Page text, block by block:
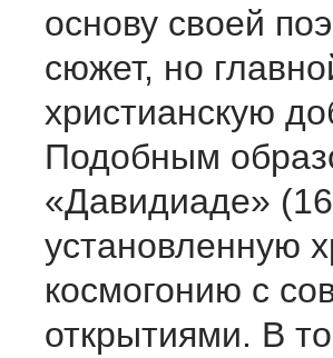
основу своей
сюжет, но
христианскую
Подобным
«Давидиаде»
установленную
космогонию с
открытиями. В